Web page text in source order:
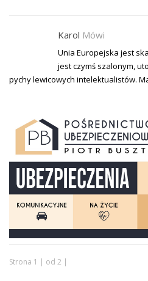
Karol Mówi
Unia Europejska jest
jest czymś szalonym,
pychy lewicowych intelektualistów.
Strona 1 | od 2 |